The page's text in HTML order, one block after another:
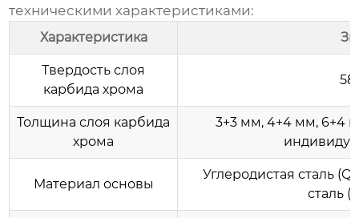
техническими характеристиками:
Характеристика
Твердость слоя
карбида хрома
Толщина слоя карбида
хрома
3+3 мм, 4+4 мм, 6+4
Материал основы
Углеродистая сталь
сталь